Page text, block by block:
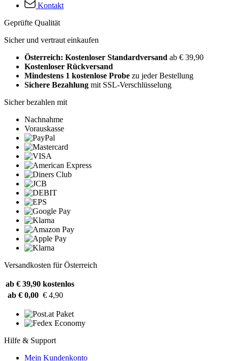
Kontakt
Geprüfte Qualität
Sicher und vertraut einkaufen
Österreich: Kostenloser Standardversand ab € 39,90
Kostenloser Rückversand
Mindestens 1 kostenlose Probe zu jeder Bestellung
Sichere Bezahlung mit SSL-Verschlüsselung
Sicher bezahlen mit
Nachnahme
Vorauskasse
Versandkosten für Österreich
ab € 39,90 kostenlos
ab € 0,00 € 4,90
Hilfe & Support
Mein Kundenkonto